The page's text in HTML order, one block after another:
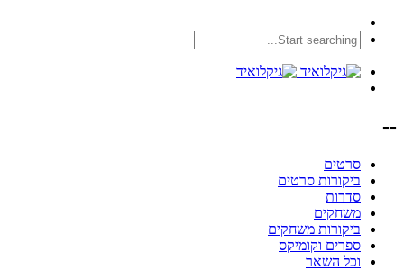
--
סרטים
ביקורות סרטים
סדרות
משחקים
ביקורות משחקים
ספרים וקומיקס
וכל השאר